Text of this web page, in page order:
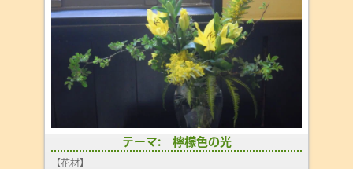
テーマ: 檸檬色の光
【花材】